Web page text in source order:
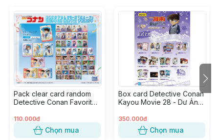
Pack clear card random
Detective Conan Favorite
pack)
110.000đ
Chọn mua
Box card Detective Conan
Kayou Movie 28 - Dư Ảnh
350.000đ
Chọn mua